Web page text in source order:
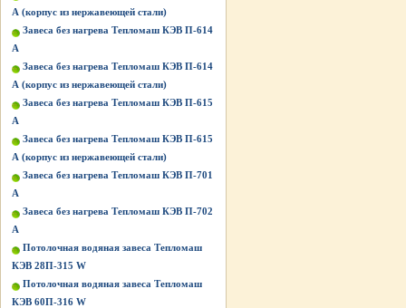
А (корпус из нержавеющей стали)
Завеса без нагрева Тепломаш КЭВ П-614
А
Завеса без нагрева Тепломаш КЭВ П-614
А (корпус из нержавеющей стали)
Завеса без нагрева Тепломаш КЭВ П-615
А
Завеса без нагрева Тепломаш КЭВ П-615
А (корпус из нержавеющей стали)
Завеса без нагрева Тепломаш КЭВ П-701
А
Завеса без нагрева Тепломаш КЭВ П-702
А
Потолочная водяная завеса Тепломаш
КЭВ 28П-315 W
Потолочная водяная завеса Тепломаш
КЭВ 60П-316 W